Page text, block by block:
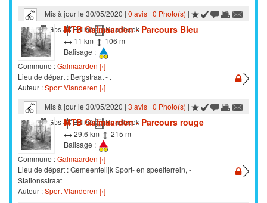
Mis à jour le 30/05/2020 | 0 avis| 0 Photo(s) |
VTT
Gps Balisé Roadbook
MTB Galmaarden - Parcours Bleu
11 km
106 m
Balisage :
Commune :Galmaarden [›]
Lieu de départ : Bergstraat - .
Auteur :Sport Vlanderen [›]
Mis à jour le 30/05/2020 | 3 avis| 0 Photo(s) |
VTT
Gps Balisé Roadbook
MTB Galmaarden - Parcours rouge
29.6 km
215 m
Balisage :
Commune :Galmaarden [›]
Lieu de départ : Gemeentelijk Sport- en speelterrein, -
Stationsstraat
Auteur :Sport Vlanderen [›]